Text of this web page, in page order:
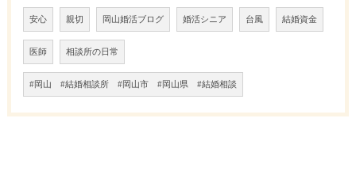
安心 親切 岡山婚活ブログ 婚活シニア 台風 結婚資金
医師 相談所の日常
#岡山 #結婚相談所 #岡山市 #岡山県 #結婚相談